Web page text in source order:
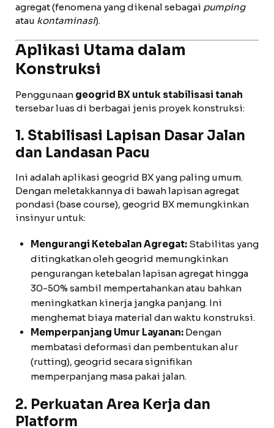
agregat (fenomena yang dikenal sebagai pumping
atau kontaminasi).
Aplikasi Utama dalam
Konstruksi
Penggunaan geogrid BX untuk stabilisasi tanah
tersebar luas di berbagai jenis proyek konstruksi:
1. Stabilisasi Lapisan Dasar Jalan
dan Landasan Pacu
Ini adalah aplikasi geogrid BX yang paling umum.
Dengan meletakkannya di bawah lapisan agregat
pondasi (base course), geogrid BX memungkinkan
insinyur untuk:
Mengurangi Ketebalan Agregat: Stabilitas yang
ditingkatkan oleh geogrid memungkinkan
pengurangan ketebalan lapisan agregat hingga
30-50% sambil mempertahankan atau bahkan
meningkatkan kinerja jangka panjang. Ini
menghemat biaya material dan waktu konstruksi.
Memperpanjang Umur Layanan: Dengan
membatasi deformasi dan pembentukan alur
(rutting), geogrid secara signifikan
memperpanjang masa pakai jalan.
2. Perkuatan Area Kerja dan
Platform